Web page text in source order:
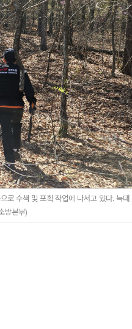
수색 및 포획 작업에 나서고 있다. 늑대
방본부)